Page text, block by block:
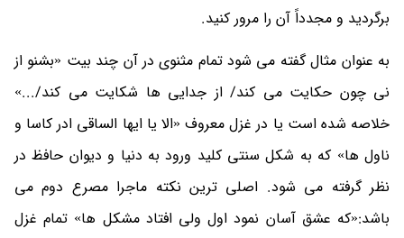
برگردید و مجدداً آن را مرور کنید.
به عنوان مثال گفته می شود تمام مثنوی در آن چند بیت «بشنو از
نی چون حکایت می کند/ از جدایی ها شکایت می کند/...»
خلاصه شده است یا در غزل معروف «الا یا ایها الساقی ادر کاسا و
ناول ها» که به شکل سنتی کلید ورود به دنیا و دیوان حافظ در
نظر گرفته می شود. اصلی ترین نکته ماجرا مصرع دوم می
باشد:«که عشق آسان نمود اول ولی افتاد مشکل ها» تمام غزل